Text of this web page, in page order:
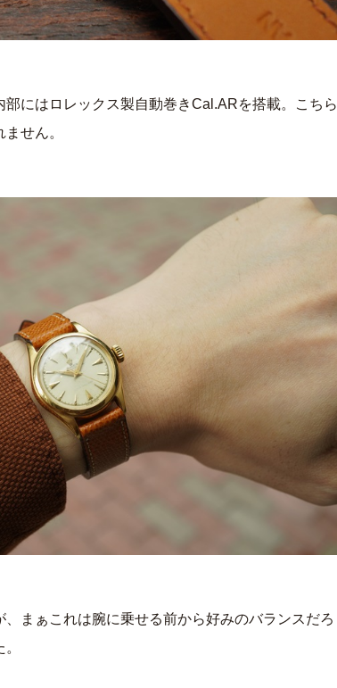
部にはロレックス製自動巻きCal.ARを搭載。こちら
せん。
まぁこれは腕に乗せる前から好みのバランスだろ